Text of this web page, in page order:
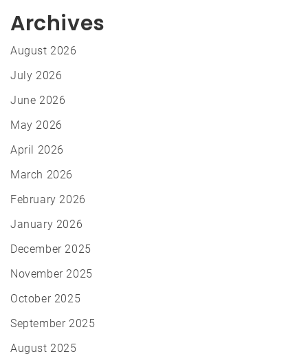
Archives
August 2026
July 2026
June 2026
May 2026
April 2026
March 2026
February 2026
January 2026
December 2025
November 2025
October 2025
September 2025
August 2025